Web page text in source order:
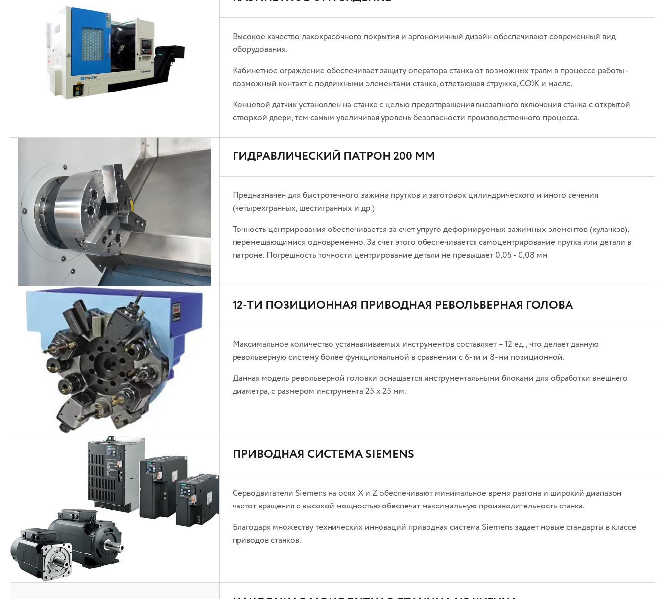
Высокое качество лакокрасочного покрытия и эргономичный дизайн обеспечивают современный вид
оборудования.
Кабинетное ограждение обеспечивает защиту оператора станка от возможных травм в процессе работы -
возможный контакт с подвижными элементами станка, отлетающая стружка, СОЖ и масло.
Концевой датчик установлен на станке с целью предотвращения внезапного включения станка с открытой
створкой двери, тем самым увеличивая уровень безопасности производственного процесса.
ГИДРАВЛИЧЕСКИЙ ПАТРОН 200 ММ
Предназначен для быстротечного зажима прутков и заготовок цилиндрического и иного сечения
(четырехгранных, шестигранных и др.)
Точность центрирования обеспечивается за счет упруго деформируемых зажимных элементов (кулачков),
перемещающимися одновременно. За счет этого обеспечивается самоцентрирование прутка или детали в
патроне. Погрешность точности центрирование детали не превышает 0,05 - 0,08 мм
12-ТИ ПОЗИЦИОННАЯ ПРИВОДНАЯ РЕВОЛЬВЕРНАЯ ГОЛОВА
Максимальное количество устанавливаемых инструментов составляет – 12 ед., что делает данную
револьверную систему более функциональной в сравнении с 6-ти и 8-ми позиционной.
Данная модель револьверной головки оснащается инструментальными блоками для обработки внешнего
диаметра, с размером инструмента 25 х 25 мм.
ПРИВОДНАЯ СИСТЕМА SIEMENS
Серводвигатели Siemens на осях X и Z обеспечивают минимальное время разгона и широкий диапазон
частот вращения c высокой мощностью обеспечат максимальную производительность станка.
Благодаря множеству технических инноваций приводная система Siemens задает новые стандарты в классе
приводов станков.